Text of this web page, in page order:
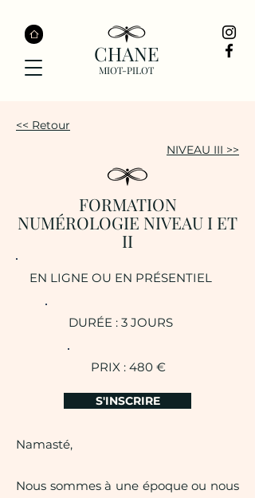
CHANE
MIOT-PILOT
<< Retour
NIVEAU III >>
FORMATION
NUMÉROLOGIE NIVEAU I ET
II
EN LIGNE OU EN PRÉSENTIEL
DURÉE : 3 JOURS
PRIX : 480 €
S'INSCRIRE
Namasté,
Nous sommes à une époque ou nous